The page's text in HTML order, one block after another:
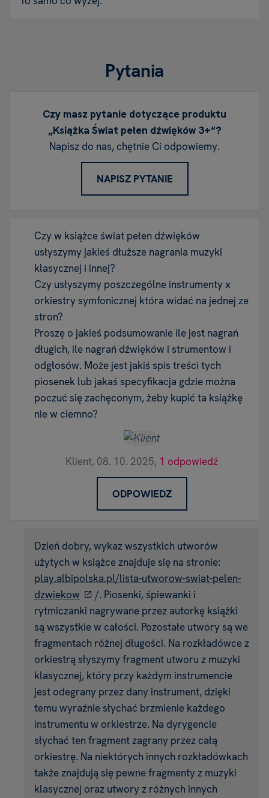
Pytania
Czy masz pytanie dotyczące produktu
„Książka Świat pełen dźwięków 3+“?
Napisz do nas, chętnie Ci odpowiemy.
NAPISZ PYTANIE
Czy w książce świat pełen dźwięków
usłyszymy jakieś dłuższe nagrania muzyki
klasycznej i innej?
Czy usłyszymy poszczególne instrumenty x
orkiestry symfonicznej która widać na jednej ze
stron?
Proszę o jakieś podsumowanie ile jest nagrań
długich, ile nagrań dźwięków i strumentow i
odgłosów. Może jest jakiś spis treści tych
piosenek lub jakaś specyfikacja gdzie można
poczuć się zachęconym, żeby kupić ta książkę
nie w ciemno?
Klient, 08. 10. 2025, 1 odpowiedź
ODPOWIEDZ
Dzień dobry, wykaz wszystkich utworów
użytych w książce znajduje się na stronie:
play.albipolska.pl/lista-utworow-swiat-pelen-
dzwiekow
/. Piosenki, śpiewanki i
rytmiczanki nagrywane przez autorkę książki
są wszystkie w całości. Pozostałe utwory są we
fragmentach różnej długości. Na rozkładówce z
orkiestrą słyszymy fragment utworu z muzyki
klasycznej, który przy każdym instrumencie
jest odegrany przez dany instrument, dzięki
temu wyraźnie słychać brzmienie każdego
instrumentu w orkiestrze. Na dyrygencie
słychać ten fragment zagrany przez całą
orkiestrę. Na niektórych innych rozkładówkach
także znajdują się pewne fragmenty z muzyki
klasycznej oraz utwory z różnych innych